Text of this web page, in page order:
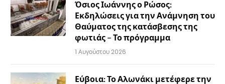
Όσιος Ιωάννης ο Ρώσος:
Εκδηλώσεις για την Ανάμνηση του
Θαύματος της κατάσβεσης της
φωτιάς – Το πρόγραμμα
1 Αυγούστου 2026
Εύβοια: Το Αλωνάκι μετέφερε την